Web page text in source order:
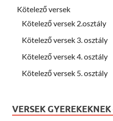
Kötelező versek
Kötelező versek 2.osztály
Kötelező versek 3. osztály
Kötelező versek 4. osztály
Kötelező versek 5. osztály
VERSEK